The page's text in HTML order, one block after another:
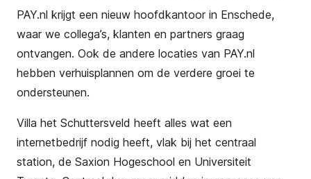
PAY.nl krijgt een nieuw hoofdkantoor in Enschede,
waar we collega’s, klanten en partners graag
ontvangen. Ook de andere locaties van PAY.nl
hebben verhuisplannen om de verdere groei te
ondersteunen.
Villa het Schuttersveld heeft alles wat een
internetbedrijf nodig heeft, vlak bij het centraal
station, de Saxion Hogeschool en Universiteit